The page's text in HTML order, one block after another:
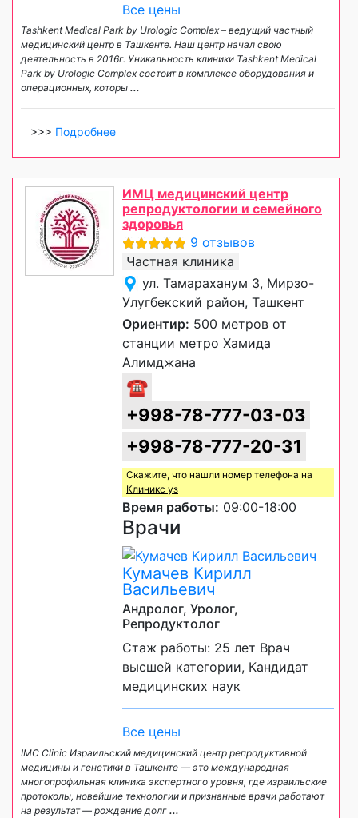
Все цены
Tashkent Medical Park by Urologic Complex – ведущий частный
медицинский центр в Ташкенте. Наш центр начал свою
деятельность в 2016г. Уникальность клиники Tashkent Medical
Park by Urologic Complex состоит в комплексе оборудования и
операционных, которы ...
>>> Подробнее
ИМЦ медицинский центр
репродуктологии и семейного
здоровья
9 отзывов
Частная клиника
ул. Тамараханум 3, Мирзо-
Улугбекский район, Ташкент
Ориентир: 500 метров от
станции метро Хамида
Алимджана
☎
+998-78-777-03-03
+998-78-777-20-31
Скажите, что нашли номер телефона на
Клиникс уз
Время работы: 09:00-18:00
Врачи
Кумачев Кирилл
Васильевич
Андролог, Уролог,
Репродуктолог
Стаж работы: 25 лет Врач
высшей категории, Кандидат
медицинских наук
Все цены
IMC Clinic Израильский медицинский центр репродуктивной
медицины и генетики в Ташкенте — это международная
многопрофильная клиника экспертного уровня, где израильские
протоколы, новейшие технологии и признанные врачи работают
на результат — рождение долг ...